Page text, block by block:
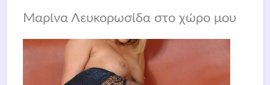
Μαρίνα Λευκορωσίδα στο χώρο μου